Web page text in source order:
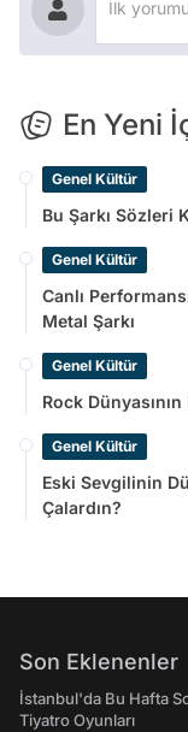
En Yeni
Genel Kültür
Bu Şarkı Sözleri
Genel Kültür
Canlı
Metal Şarkı
Genel Kültür
Rock
Genel Kültür
Eski Sevgilinin
Çalardın?
Son Eklenenler
İstanbul'da Bu Hafta
Tiyatro Oyunları